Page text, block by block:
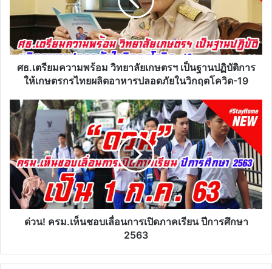
เกษตรฯ
เป็น
ฐาน
ปฏิบัติ
การ
ไทย
ผลิต
อาหาร
ปลอดภัย
ใน
วิกฤต
วิด-19
ศธ.เตรียมความพร้อม วิทยาลัยเกษตรฯ เป็นฐานปฏิบัติการ
ให้เกษตรกรไทยผลิตอาหารปลอดภัยในวิกฤตโควิด-19
ด่วน!
ครม.เห็น
ชอบ
เลื่อน
การ
เปิด
ภาค
เรียน
ปี
ด่วน! ครม.เห็นชอบเลื่อนการเปิดภาคเรียน ปีการศึกษา
2563